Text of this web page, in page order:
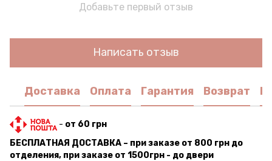
Добавьте первый отзыв
Написать отзыв
Доставка Оплата Гарантия Возврат
- от 60 грн
БЕСПЛАТНАЯ ДОСТАВКА – при заказе от 800 грн до
отделения, при заказе от 1500грн - до двери